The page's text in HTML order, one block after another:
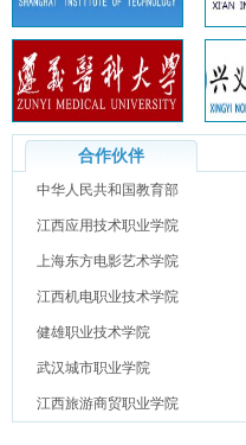
合作伙伴
中华人民共和国教育部
江西应用技术职业学院
上海东方电影艺术学院
江西机电职业技术学院
健雄职业技术学院
武汉城市职业学院
江西旅游商贸职业学院